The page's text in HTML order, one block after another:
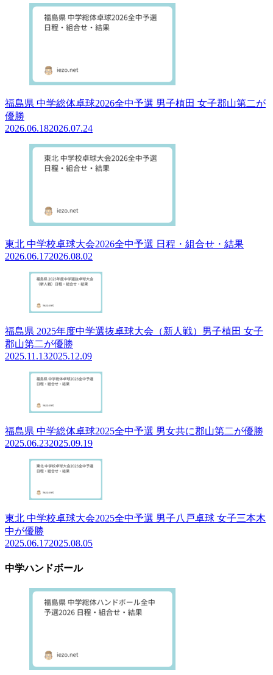
福島県 中学総体卓球2026全中予選 男子植田 女子郡山第二が
優勝
2026.06.182026.07.24
東北 中学校卓球大会2026全中予選 日程・組合せ・結果
2026.06.172026.08.02
福島県 2025年度中学選抜卓球大会（新人戦）男子植田 女子
郡山第二が優勝
2025.11.132025.12.09
福島県 中学総体卓球2025全中予選 男女共に郡山第二が優勝
2025.06.232025.09.19
東北 中学校卓球大会2025全中予選 男子八戸卓球 女子三本木
中が優勝
2025.06.172025.08.05
中学ハンドボール